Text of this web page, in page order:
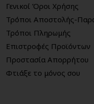
Γενικοί Όροι Χρήσης
Τρόποι Αποστολής-
Τρόποι Πληρωμής
Επιστροφές Προϊόντων
Προστασία Απορρήτου
Φτιάξε το μόνος σου